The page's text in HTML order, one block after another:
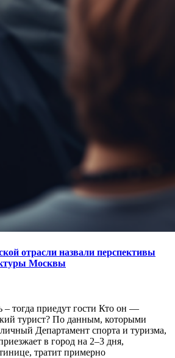
отрасли назвали перспективы
Москвы
– тогда приедут гости Кто он —
турист? По данным, которыми
Департамент спорта и туризма,
в город на 2–3 дня,
тратит примерно